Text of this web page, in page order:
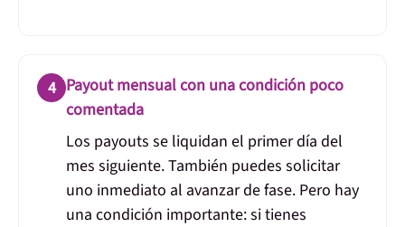
4 Payout mensual con una condición poco
comentada
Los payouts se liquidan el primer día del
mes siguiente. También puedes solicitar
uno inmediato al avanzar de fase. Pero hay
una condición importante:si tienes